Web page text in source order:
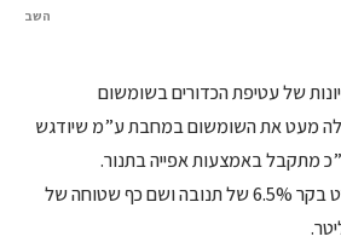
של עטיפת הכדורים בשומשום
מעט את השומשום במחבת ע”מ שיודגש
מתקבל באמצעות אפייה בתנור.
אני אישית משתמש ביוגורט בקר 6.5% של תנובה ושם כף שטוחה של
השב